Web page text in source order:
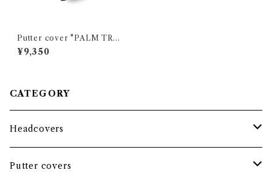
Putter cover "PALM TREE
S" BLACK / Large mallet
¥9,350
CATEGORY
Headcovers
Headcover bundle
Putter covers